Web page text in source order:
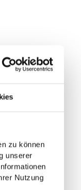
zu können
unserer
Nutzung